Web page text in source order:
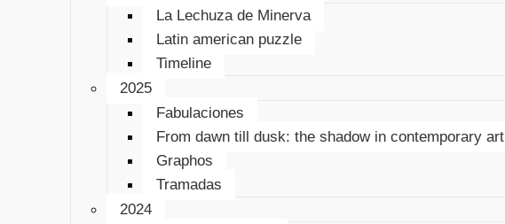
La Lechuza de Minerva
Latin american puzzle
Timeline
2025
Fabulaciones
From dawn till dusk: the shadow in contemporary art
Graphos
Tramadas
2024